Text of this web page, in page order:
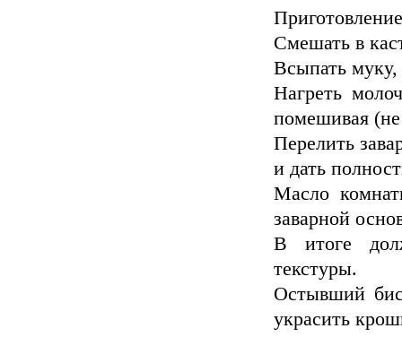
Смешать в
Всыпать
Нагреть
помешивая
Перелить
и дать
Масло
заварной
В итоге
текстуры.
Остывший
украсить